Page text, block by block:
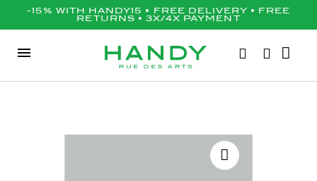
-15% WITH HANDY15 • FREE DELIVERY • FREE
RETURNS • 3X/4X PAYMENT